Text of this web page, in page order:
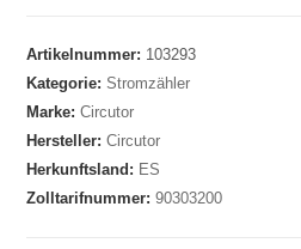
Artikelnummer: 103293
Kategorie:Stromzähler
Marke:Circutor
Hersteller:Circutor
Herkunftsland: ES
Zolltarifnummer:90303200